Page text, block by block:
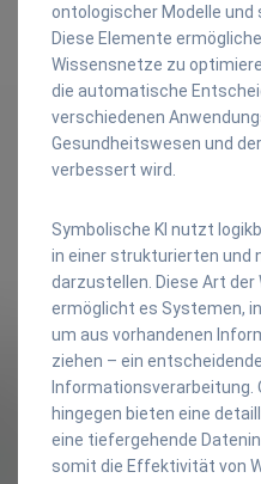
ontologischer Modelle
Diese Elemente
Wissensnetze zu
die automatische
verschiedenen
Gesundheitswesen und
verbessert wird.
Symbolische KI nutzt
in einer strukturierten und
darzustellen. Diese Art
ermöglicht es Systemen,
um aus vorhandenen
ziehen – ein
Informationsverarbeitung.
hingegen bieten eine
eine tiefergehende
somit die Effektivität von